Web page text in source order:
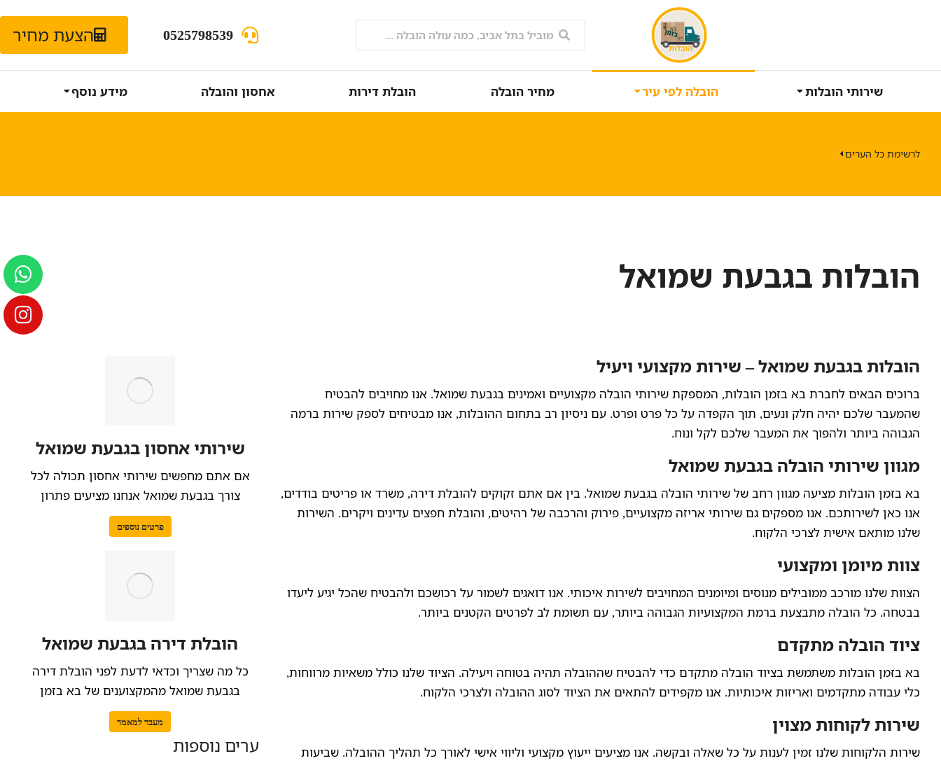
0525798539 הצעת מחיר
שירותי הובלות הובלה לפי עיר מחיר הובלה הובלת דירות אחסון והובלה מידע נוסף
לרשימת כל הערים
הובלות בגבעת שמואל
הובלות בגבעת שמואל – שירות מקצועי ויעיל
ברוכים הבאים לחברת בא בזמן הובלות, המספקת שירותי הובלה מקצועיים ואמינים בגבעת שמואל. אנו מחויבים להבטיח
שהמעבר שלכם יהיה חלק ונעים, תוך הקפדה על כל פרט ופרט. עם ניסיון רב בתחום ההובלות, אנו מבטיחים לספק שירות ברמה
הגבוהה ביותר ולהפוך את המעבר שלכם לקל ונוח.
מגוון שירותי הובלה בגבעת שמואל
בא בזמן הובלות מציעה מגוון רחב של שירותי הובלה בגבעת שמואל. בין אם אתם זקוקים להובלת דירה, משרד או פריטים בודדים,
אנו כאן לשירותכם. אנו מספקים גם שירותי אריזה מקצועיים, פירוק והרכבה של רהיטים, והובלת חפצים עדינים ויקרים. השירות
שלנו מותאם אישית לצרכי הלקוח.
צוות מיומן ומקצועי
הצוות שלנו מורכב ממובילים מנוסים ומיומנים המחויבים לשירות איכותי. אנו דואגים לשמור על רכושכם ולהבטיח שהכל יגיע ליעדו
בבטחה. כל הובלה מתבצעת ברמת המקצועיות הגבוהה ביותר, עם תשומת לב לפרטים הקטנים ביותר.
ציוד הובלה מתקדם
בא בזמן הובלות משתמשת בציוד הובלה מתקדם כדי להבטיח שההובלה תהיה בטוחה ויעילה. הציוד שלנו כולל משאיות מרווחות,
כלי עבודה מתקדמים ואריזות איכותיות. אנו מקפידים להתאים את הציוד לסוג ההובלה ולצרכי הלקוח.
שירות לקוחות מצוין
שירות הלקוחות שלנו זמין לענות על כל שאלה ובקשה. אנו מציעים ייעוץ מקצועי וליווי אישי לאורך כל תהליך ההובלה. שביעות
שירותי אחסון בגבעת שמואל
אם אתם מחפשים שירותי אחסון תכולה לכל
צורך בגבעת שמואל אנחנו מציעים פתרון
פרטים נוספים
הובלת דירה בגבעת שמואל
כל מה שצריך וכדאי לדעת לפני הובלת דירה
בגבעת שמואל מהמקצוענים של בא בזמן
מעבר למאמר
ערים נוספות